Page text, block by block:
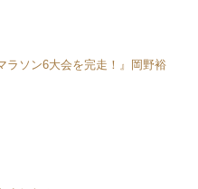
ラソン6大会を完走！』岡野裕